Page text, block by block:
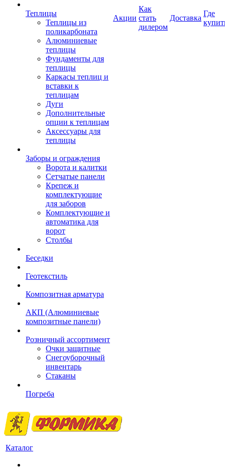
Теплицы
Теплицы из
поликарбоната
Алюминиевые
теплицы
Фундаменты для
теплицы
Каркасы теплиц и
вставки к
теплицам
Дуги
Дополнительные
опции к теплицам
Аксессуары для
теплицы
Заборы и ограждения
Ворота и калитки
Сетчатые панели
Крепеж и
комплектующие
для заборов
Комплектующие и
автоматика для
ворот
Столбы
Беседки
Геотекстиль
Композитная арматура
АКП (Алюминиевые
композитные панели)
Розничный ассортимент
Очки защитные
Снегоуборочный
инвентарь
Стаканы
Погреба
Акции
Как
стать
дилером
Доставка
Где
Каталог